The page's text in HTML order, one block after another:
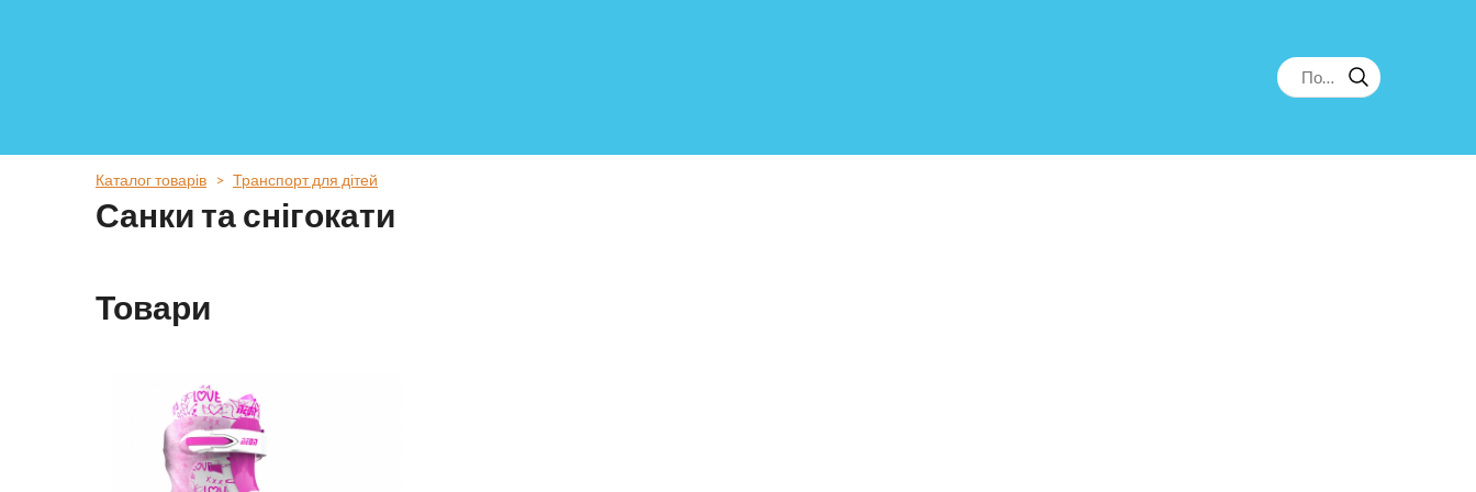
Каталог товарів Транспорт для дітей
Санки та снігокати
Товари